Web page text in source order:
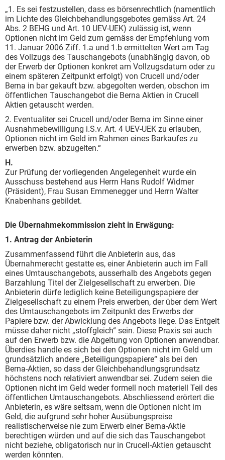
„1. Es sei festzustellen, dass es börsenrechtlich (namentlich
im Lichte des Gleichbehandlungsgebotes gemäss Art. 24
Abs. 2 BEHG und Art. 10 UEV-UEK) zulässig ist, wenn
Optionen nicht im Geld zum gemäss der Empfehlung vom
11. Januar 2006 Ziff. 1.a und 1.b ermittelten Wert am Tag
des Vollzugs des Tauschangebots (unabhängig davon, ob
der Erwerb der Optionen konkret am Vollzugsdatum oder zu
einem späteren Zeitpunkt erfolgt) von Crucell und/oder
Berna in bar gekauft bzw. abgegolten werden, obschon im
öffentlichen Tauschangebot die Berna Aktien in Crucell
Aktien getauscht werden.
2. Eventualiter sei Crucell und/oder Berna im Sinne einer
Ausnahmebewilligung i.S.v. Art. 4 UEV-UEK zu erlauben,
Optionen nicht im Geld im Rahmen eines Barkaufes zu
erwerben bzw. abzugelten.“
H.
Zur Prüfung der vorliegenden Angelegenheit wurde ein
Ausschuss bestehend aus Herrn Hans Rudolf Widmer
(Präsident), Frau Susan Emmenegger und Herrn Walter
Knabenhans gebildet.
Die Übernahmekommission zieht in Erwägung:
1. Antrag der Anbieterin
Zusammenfassend führt die Anbieterin aus, das
Übernahmerecht gestatte es, einer Anbieterin auch im Fall
eines Umtauschangebots, ausserhalb des Angebots gegen
Barzahlung Titel der Zielgesellschaft zu erwerben. Die
Anbieterin dürfe lediglich keine Beteiligungspapiere der
Zielgesellschaft zu einem Preis erwerben, der über dem Wert
des Umtauschangebots im Zeitpunkt des Erwerbs der
Papiere bzw. der Abwicklung des Angebots liege. Das Entgelt
müsse daher nicht „stoffgleich“ sein. Diese Praxis sei auch
auf den Erwerb bzw. die Abgeltung von Optionen anwendbar.
Überdies handle es sich bei den Optionen nicht im Geld um
grundsätzlich andere „Beteiligungspapiere“ als bei den
Berna-Aktien, so dass der Gleichbehandlungsgrundsatz
höchstens noch relativiert anwendbar sei. Zudem seien die
Optionen nicht im Geld weder formell noch materiell Teil des
öffentlichen Umtauschangebots. Abschliessend erörtert die
Anbieterin, es wäre seltsam, wenn die Optionen nicht im
Geld, die aufgrund sehr hoher Ausübungspreise
realistischerweise nie zum Erwerb einer Berna-Aktie
berechtigen würden und auf die sich das Tauschangebot
nicht beziehe, obligatorisch nur in Crucell-Aktien getauscht
werden könnten.